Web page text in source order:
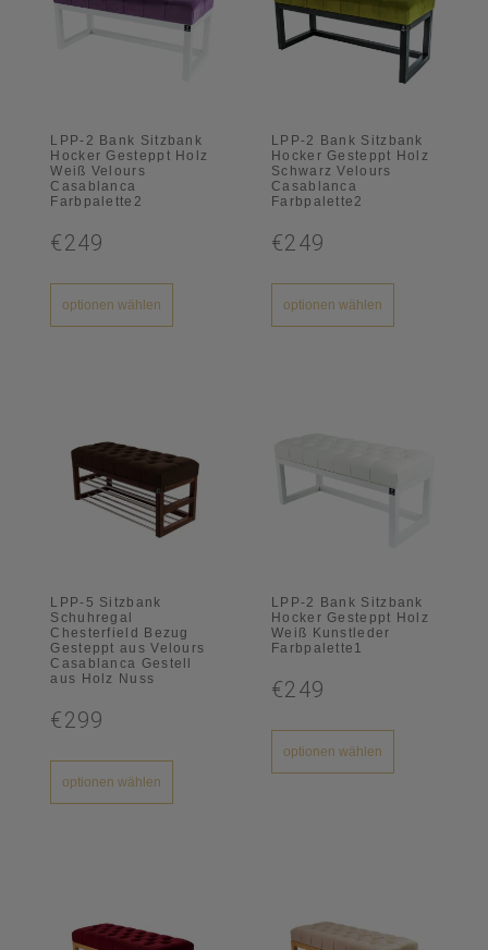
LPP-2 Bank Sitzbank
Hocker Gesteppt Holz
Weiß Velours
Casablanca
Farbpalette2
€249
optionen wählen
LPP-2 Bank Sitzbank
Hocker Gesteppt Holz
Schwarz Velours
Casablanca
Farbpalette2
€249
optionen wählen
LPP-5 Sitzbank
Schuhregal
Chesterfield Bezug
Gesteppt aus Velours
Casablanca Gestell
aus Holz Nuss
€299
optionen wählen
LPP-2 Bank Sitzbank
Hocker Gesteppt Holz
Weiß Kunstleder
Farbpalette1
€249
optionen wählen